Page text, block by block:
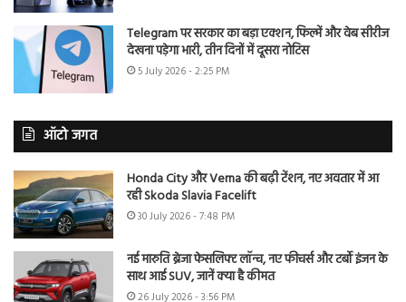
Telegram पर सरकार का बड़ा एक्शन, फिल्में और वेब सीरीज
देखना पड़ेगा भारी, तीन दिनों में दूसरा नोटिस
5 July 2026 - 2:25 PM
ऑटो जगत
Honda City और Verna की बढ़ी टेंशन, नए अवतार में आ
रही Skoda Slavia Facelift
30 July 2026 - 7:48 PM
नई मारुति ब्रेजा फेसलिफ्ट लॉन्च, नए फीचर्स और टर्बो इंजन के
साथ आई SUV, जानें क्या है कीमत
26 July 2026 - 3:56 PM